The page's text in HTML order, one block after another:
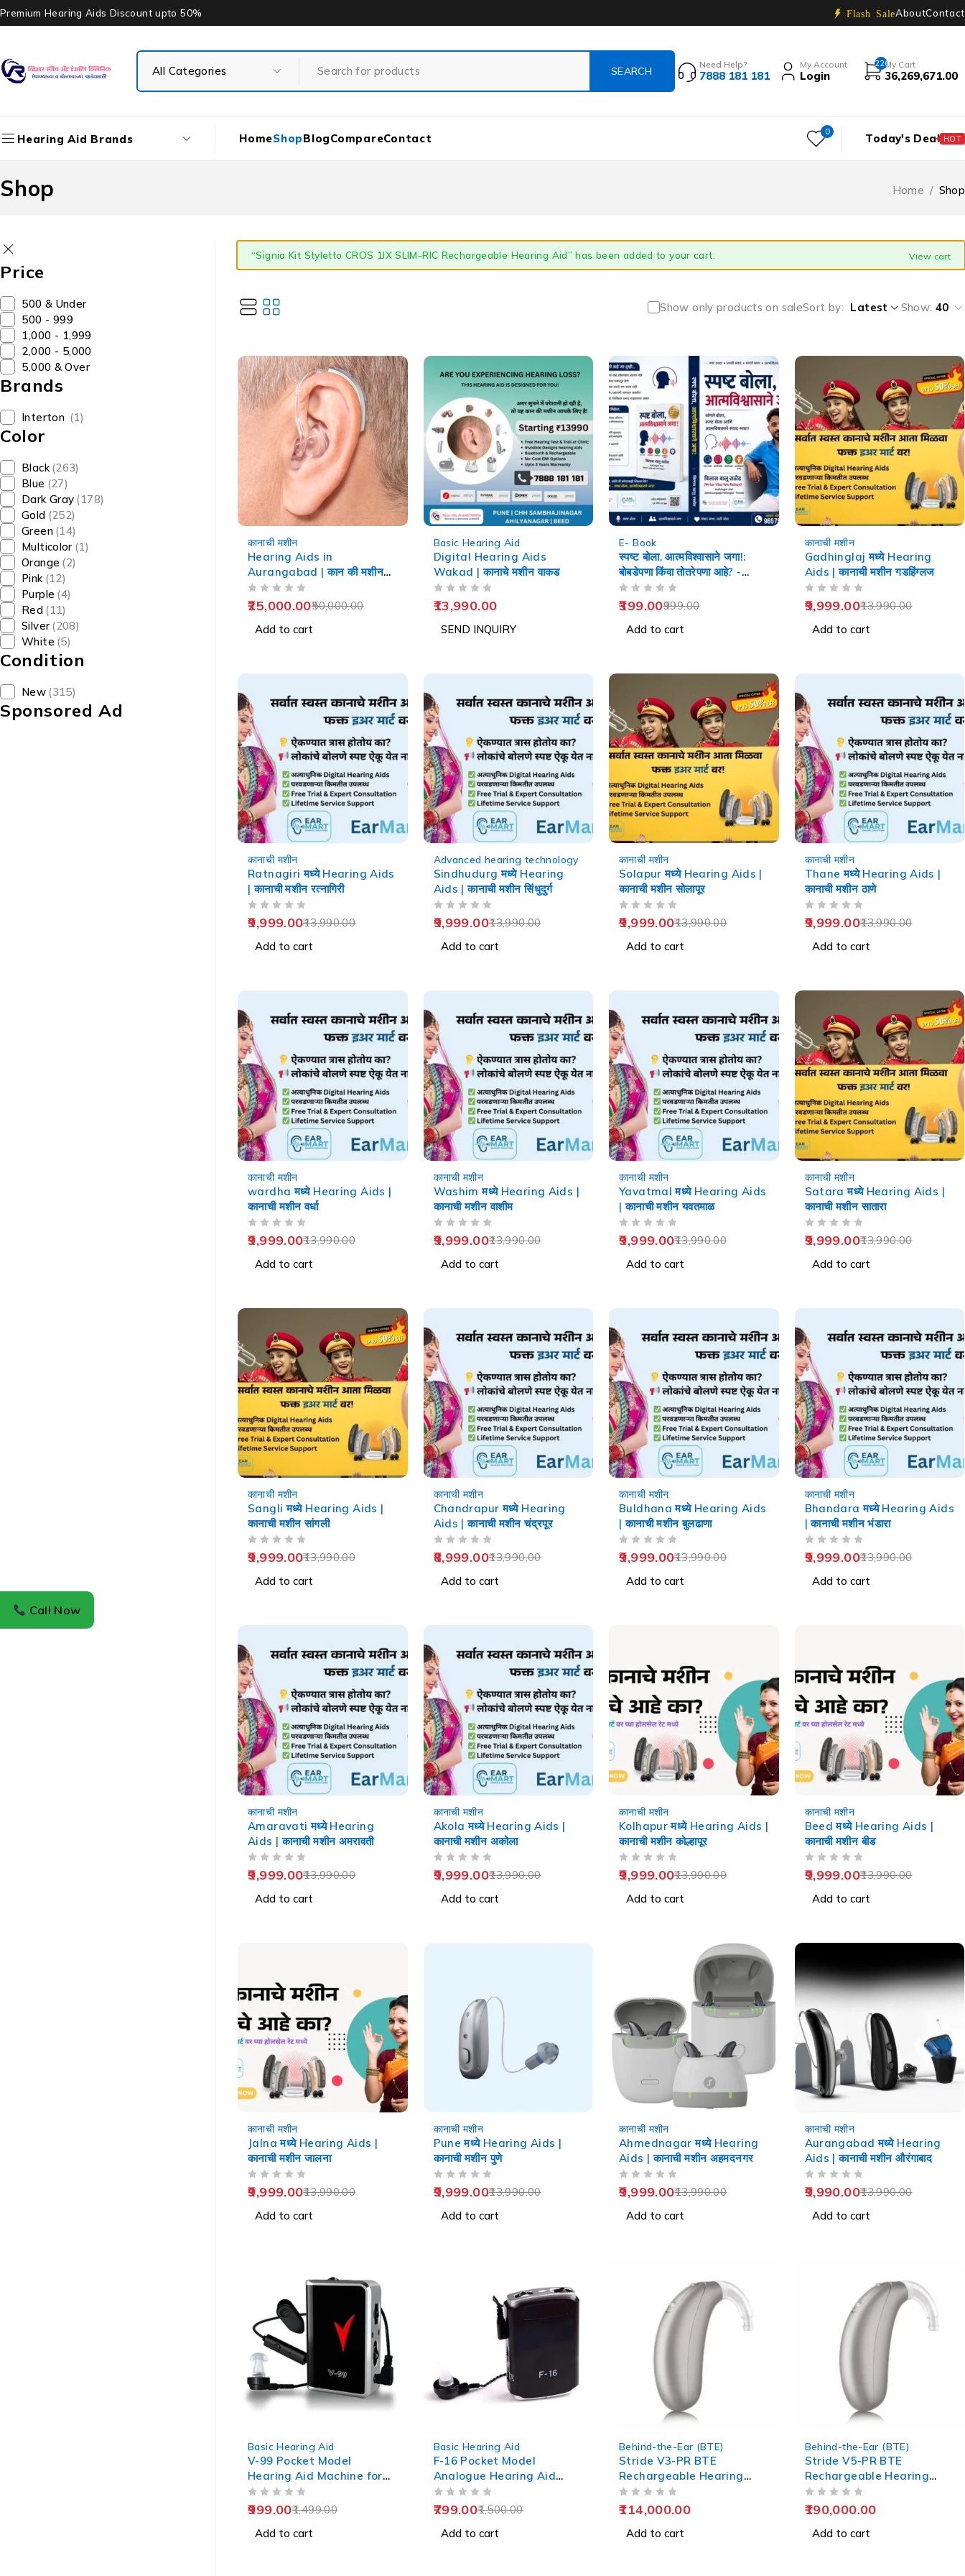
Premium Hearing Aids Discount upto 50% Flash SaleAboutContact
Need Help?
7888 181 181
My Account
Login
226My Cart
36,269,671.00
Hearing Aid Brands HomeShopBlogCompareContact 0 Today's Deal HOT
Shop Home / Shop
Price
₹500 & Under
₹500 - ₹999
₹1,000 - ₹1,999
₹2,000 - ₹5,000
₹5,000 & Over
Brands
Interton (1)
Color
Black (263)
Blue (27)
Dark Gray (178)
Gold (252)
Green (14)
Multicolor (1)
Orange (2)
Pink (12)
Purple (4)
Red (11)
Silver (208)
White (5)
Condition
New (315)
Sponsored Ad
“Signia Kit Styletto CROS 1IX SLIM-RIC Rechargeable Hearing Aid” has been added to your cart. View cart
Show only products on saleSort by Latest Show: 40
कानाची मशीन
Hearing Aids in
Aurangabad | कान की मशीन
औरंगाबाद
50,000.00
25,000.00
Add to cart
Basic Hearing Aid
Digital Hearing Aids
Wakad | कानाचे मशीन वाकड
13,990.00
SEND INQUIRY
E- Book
स्पष्ट बोला, आत्मविश्वासाने जगा!:
बोबडेपणा किंवा तोतरेपणा आहे? -
Speech Therapy
999.00
399.00
Add to cart
कानाची मशीन
Gadhinglaj मध्ये Hearing
Aids | कानाची मशीन गडहिंग्लज
13,990.00
9,999.00
Add to cart
कानाची मशीन
Ratnagiri मध्ये Hearing Aids
| कानाची मशीन रत्नागिरी
13,990.00
9,999.00
Add to cart
Advanced hearing technology
Sindhudurg मध्ये Hearing
Aids | कानाची मशीन सिंधुदुर्ग
13,990.00
9,999.00
Add to cart
कानाची मशीन
Solapur मध्ये Hearing Aids |
कानाची मशीन सोलापूर
13,990.00
9,999.00
Add to cart
कानाची मशीन
Thane मध्ये Hearing Aids |
कानाची मशीन ठाणे
13,990.00
9,999.00
Add to cart
कानाची मशीन
wardha मध्ये Hearing Aids |
कानाची मशीन वर्धा
13,990.00
9,999.00
Add to cart
कानाची मशीन
Washim मध्ये Hearing Aids |
कानाची मशीन वाशीम
13,990.00
9,999.00
Add to cart
कानाची मशीन
Yavatmal मध्ये Hearing Aids
| कानाची मशीन यवतमाळ
13,990.00
9,999.00
Add to cart
कानाची मशीन
Satara मध्ये Hearing Aids |
कानाची मशीन सातारा
13,990.00
9,999.00
Add to cart
कानाची मशीन
Sangli मध्ये Hearing Aids |
कानाची मशीन सांगली
13,990.00
9,999.00
Add to cart
कानाची मशीन
Chandrapur मध्ये Hearing
Aids | कानाची मशीन चंद्रपूर
13,990.00
8,999.00
Add to cart
कानाची मशीन
Buldhana मध्ये Hearing Aids
| कानाची मशीन बुलढाणा
13,990.00
9,999.00
Add to cart
कानाची मशीन
Bhandara मध्ये Hearing Aids
| कानाची मशीन भंडारा
13,990.00
9,999.00
Add to cart
कानाची मशीन
Amaravati मध्ये Hearing
Aids | कानाची मशीन अमरावती
13,990.00
9,999.00
Add to cart
कानाची मशीन
Akola मध्ये Hearing Aids |
कानाची मशीन अकोला
13,990.00
9,999.00
Add to cart
कानाची मशीन
Kolhapur मध्ये Hearing Aids |
कानाची मशीन कोल्हापूर
13,990.00
9,999.00
Add to cart
कानाची मशीन
Beed मध्ये Hearing Aids |
कानाची मशीन बीड
13,990.00
9,999.00
Add to cart
कानाची मशीन
Jalna मध्ये Hearing Aids |
कानाची मशीन जालना
13,990.00
9,999.00
Add to cart
कानाची मशीन
Pune मध्ये Hearing Aids |
कानाची मशीन पुणे
13,990.00
9,999.00
Add to cart
कानाची मशीन
Ahmednagar मध्ये Hearing
Aids | कानाची मशीन अहमदनगर
13,990.00
9,999.00
Add to cart
कानाची मशीन
Aurangabad मध्ये Hearing
Aids | कानाची मशीन औरंगाबाद
13,990.00
9,990.00
Add to cart
Basic Hearing Aid
V-99 Pocket Model
Hearing Aid Machine for
Old Age
1,499.00
999.00
Add to cart
Basic Hearing Aid
F-16 Pocket Model
Analogue Hearing Aid
Machine (Black)
1,500.00
799.00
Add to cart
Behind-the-Ear (BTE)
Stride V3-PR BTE
Rechargeable Hearing
Aids
114,000.00
Add to cart
Behind-the-Ear (BTE)
Stride V5-PR BTE
Rechargeable Hearing
Aids
190,000.00
Add to cart
Call Now